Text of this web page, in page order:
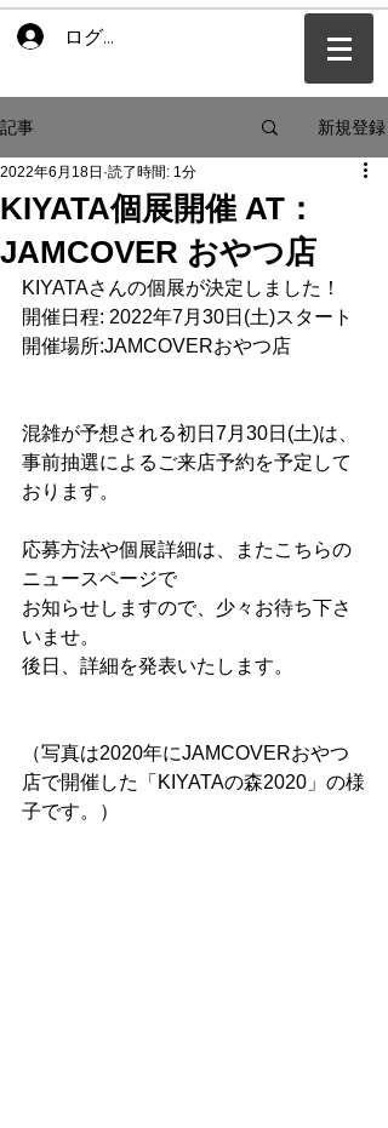
ログイン
記事 新規登録
KIYATA個展開催 AT：
JAMCOVER おやつ店
2022年6月18日 読了時間: 1分
KIYATAさんの個展が決定しました！
開催日程: 2022年7月30日(土)スタート
開催場所:JAMCOVERおやつ店
混雑が予想される初日7月30日(土)は、
事前抽選によるご来店予約を予定して
おります。
応募方法や個展詳細は、またこちらの
ニュースページで
お知らせしますので、少々お待ち下さ
いませ。
後日、詳細を発表いたします。
（写真は2020年にJAMCOVERおやつ
店で開催した「KIYATAの森2020」の様
子です。）